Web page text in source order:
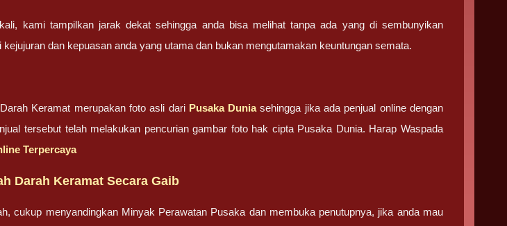
kami tampilkan jarak dekat sehingga anda bisa melihat tanpa ada yang di sembunyikan
dan kepuasan anda yang utama dan bukan mengutamakan keuntungan semata.
Keramat merupakan foto asli dari Pusaka Duniasehingga jika ada penjual online dengan
tersebut telah melakukan pencurian gambar foto hak cipta Pusaka Dunia. Harap Waspada
Terpercaya
Darah Keramat Secara Gaib
cukup menyandingkan Minyak Perawatan Pusaka dan membuka penutupnya, jika anda mau